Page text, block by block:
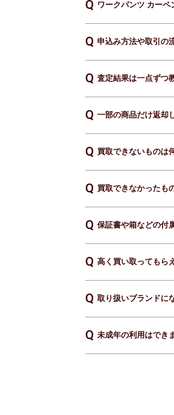
ワークパンツ カー
申込み方法や取引の
査定結果は一点ずつ
一部の商品だけ返却
買取できないものは
買取できなかったも
保証書や箱などの付
高く買い取ってもら
取り扱いブランドに
未成年の利用はでき